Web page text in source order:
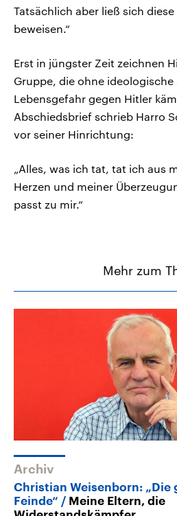
Tatsächlich aber ließ sich
beweisen.“
Erst in jüngster Zeit zeichnen
Gruppe, die ohne
Lebensgefahr gegen Hitler
Abschiedsbrief schrieb Harro
vor seiner Hinrichtung:
„Alles, was ich tat, tat ich aus
Herzen und meiner
passt zu mir.“
Mehr zum
Archiv
Christian Weisenborn: „Die
Feinde“
Meine Eltern, die